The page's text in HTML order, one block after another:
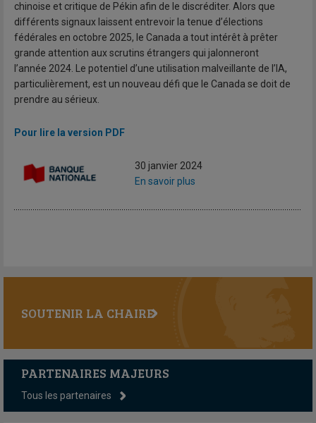
chinoise et critique de Pékin afin de le discréditer. Alors que
différents signaux laissent entrevoir la tenue d’élections
fédérales en octobre 2025, le Canada a tout intérêt à prêter
grande attention aux scrutins étrangers qui jalonneront
l’année 2024. Le potentiel d’une utilisation malveillante de l’IA,
particulièrement, est un nouveau défi que le Canada se doit de
prendre au sérieux.
Pour lire la version PDF
30 janvier 2024
En savoir plus
SOUTENIR LA CHAIRE
PARTENAIRES MAJEURS
Tous les partenaires